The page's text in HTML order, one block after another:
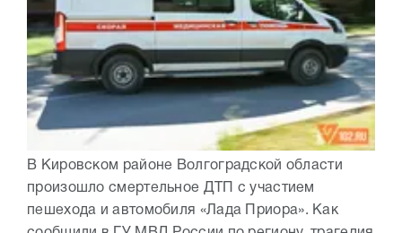
В Кировском районе Волгоградской области
произошло смертельное ДТП с участием
пешехода и автомобиля «Лада Приора». Как